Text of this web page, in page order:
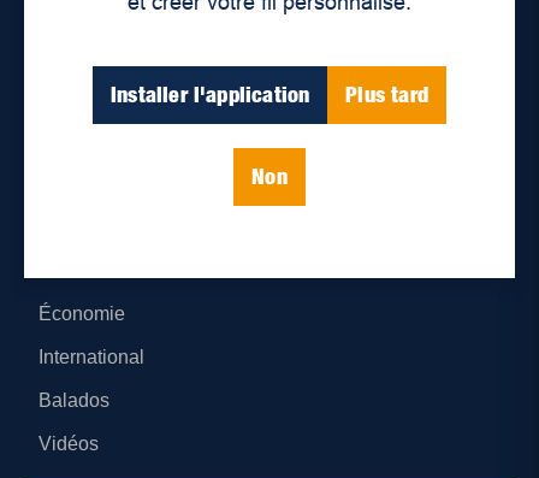
Installer l'application Plus tard
Non
Économie
International
Balados
Vidéos